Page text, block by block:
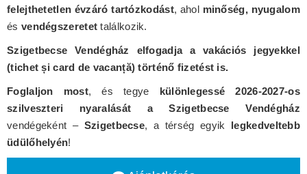
felejthetetlen évzáró tartózkodást, ahol minőség, nyugalom
és vendégszeretet találkozik.
Szigetbecse Vendégház elfogadja a vakációs jegyekkel
(tichet și card de vacanță) történő fizetést is.
Foglaljon most, és tegye különlegessé 2026-2027-os
szilveszteri nyaralását a Szigetbecse Vendégház
vendégeként – Szigetbecse, a térség egyik legkedveltebb
üdülőhelyén!